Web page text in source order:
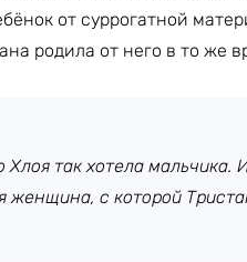
от суррогатной
родила от него в то же
так хотела мальчика.
женщина, с которой